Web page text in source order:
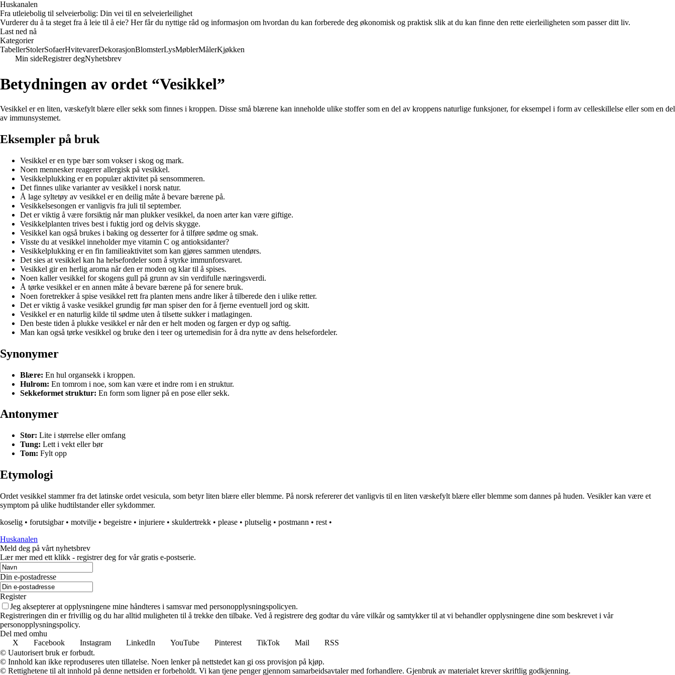
Huskanalen
Fra utleiebolig til selveierbolig: Din vei til en selveierleilighet
Vurderer du å ta steget fra å leie til å eie? Her får du nyttige råd og informasjon om hvordan du kan forberede deg økonomisk og praktisk slik at du kan finne den rette eierleiligheten som passer ditt liv.
Last ned nå
Kategorier
TabellerStolerSofaerHvitevarerDekorasjonBlomsterLysMøblerMålerKjøkken
Min sideRegistrer degNyhetsbrev
Betydningen av ordet “Vesikkel”
Vesikkel er en liten, væskefylt blære eller sekk som finnes i kroppen. Disse små blærene kan inneholde ulike stoffer som en del av kroppens naturlige funksjoner, for eksempel i form av celleskillelse eller som en del
av immunsystemet.
Eksempler på bruk
Vesikkel er en type bær som vokser i skog og mark.
Noen mennesker reagerer allergisk på vesikkel.
Vesikkelplukking er en populær aktivitet på sensommeren.
Det finnes ulike varianter av vesikkel i norsk natur.
Å lage syltetøy av vesikkel er en deilig måte å bevare bærene på.
Vesikkelsesongen er vanligvis fra juli til september.
Det er viktig å være forsiktig når man plukker vesikkel, da noen arter kan være giftige.
Vesikkelplanten trives best i fuktig jord og delvis skygge.
Vesikkel kan også brukes i baking og desserter for å tilføre sødme og smak.
Visste du at vesikkel inneholder mye vitamin C og antioksidanter?
Vesikkelplukking er en fin familieaktivitet som kan gjøres sammen utendørs.
Det sies at vesikkel kan ha helsefordeler som å styrke immunforsvaret.
Vesikkel gir en herlig aroma når den er moden og klar til å spises.
Noen kaller vesikkel for skogens gull på grunn av sin verdifulle næringsverdi.
Å tørke vesikkel er en annen måte å bevare bærene på for senere bruk.
Noen foretrekker å spise vesikkel rett fra planten mens andre liker å tilberede den i ulike retter.
Det er viktig å vaske vesikkel grundig før man spiser den for å fjerne eventuell jord og skitt.
Vesikkel er en naturlig kilde til sødme uten å tilsette sukker i matlagingen.
Den beste tiden å plukke vesikkel er når den er helt moden og fargen er dyp og saftig.
Man kan også tørke vesikkel og bruke den i teer og urtemedisin for å dra nytte av dens helsefordeler.
Synonymer
Blære: En hul organsekk i kroppen.
Hulrom: En tomrom i noe, som kan være et indre rom i en struktur.
Sekkeformet struktur: En form som ligner på en pose eller sekk.
Antonymer
Stor: Lite i størrelse eller omfang
Tung: Lett i vekt eller bør
Tom: Fylt opp
Etymologi
Ordet vesikkel stammer fra det latinske ordet vesicula, som betyr liten blære eller blemme. På norsk refererer det vanligvis til en liten væskefylt blære eller blemme som dannes på huden. Vesikler kan være et
symptom på ulike hudtilstander eller sykdommer.
koselig • forutsigbar• motvilje • begeistre • injuriere • skuldertrekk • please • plutselig • postmann • rest •
Huskanalen
Meld deg på vårt nyhetsbrev
Lær mer med ett klikk - registrer deg for vår gratis e-postserie.
Din e-postadresse
Register
Jeg aksepterer at opplysningene mine håndteres i samsvar med personopplysningspolicyen.
Registreringen din er frivillig og du har alltid muligheten til å trekke den tilbake. Ved å registrere deg godtar du våre vilkår og samtykker til at vi behandler opplysningene dine som beskrevet i vår
personopplysningspolicy.
Del med omhu
X
Facebook Instagram LinkedIn YouTube Pinterest TikTok Mail
RSS
© Uautorisert bruk er forbudt.
© Innhold kan ikke reproduseres uten tillatelse. Noen lenker på nettstedet kan gi oss provisjon på kjøp.
© Rettighetene til alt innhold på denne nettsiden er forbeholdt. Vi kan tjene penger gjennom samarbeidsavtaler med forhandlere. Gjenbruk av materialet krever skriftlig godkjenning.